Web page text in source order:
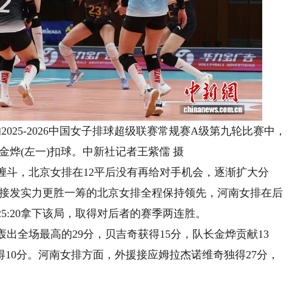
2026中国女子排球超级联赛常规赛A级第九轮比赛中，
烨(左一)扣球。中新社记者王紫儒 摄
，北京女排在12平后没有再给对手机会，逐渐扩大分
发实力更胜一筹的北京女排全程保持领先，河南女排在后
拿下该局，取得对后者的赛季两连胜。
全场最高的29分，贝吉奇获得15分，队长金烨贡献13
分。河南女排方面，外援接应姆拉杰诺维奇独得27分，